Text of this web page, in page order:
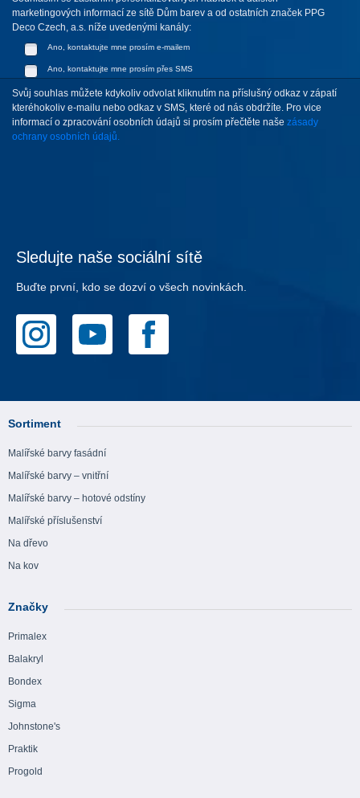
marketingových informací ze sítě Dům barev a od ostatních značek PPG
Deco Czech, a.s. níže uvedenými kanály:
Ano, kontaktujte mne prosím e-mailem
Ano, kontaktujte mne prosím přes SMS
Svůj souhlas můžete kdykoliv odvolat kliknutím na příslušný odkaz v zápatí
kteréhokoliv e-mailu nebo odkaz v SMS, které od nás obdržíte. Pro vice
informací o zpracování osobních údajů si prosím přečtěte naše zásady
ochrany osobních údajů.
Sledujte naše sociální sítě
Buďte první, kdo se dozví o všech novinkách.
Sortiment
Malířské barvy fasádní
Malířské barvy – vnitřní
Malířské barvy – hotové odstíny
Malířské příslušenství
Na dřevo
Na kov
Značky
Primalex
Balakryl
Bondex
Sigma
Johnstone's
Praktik
Progold